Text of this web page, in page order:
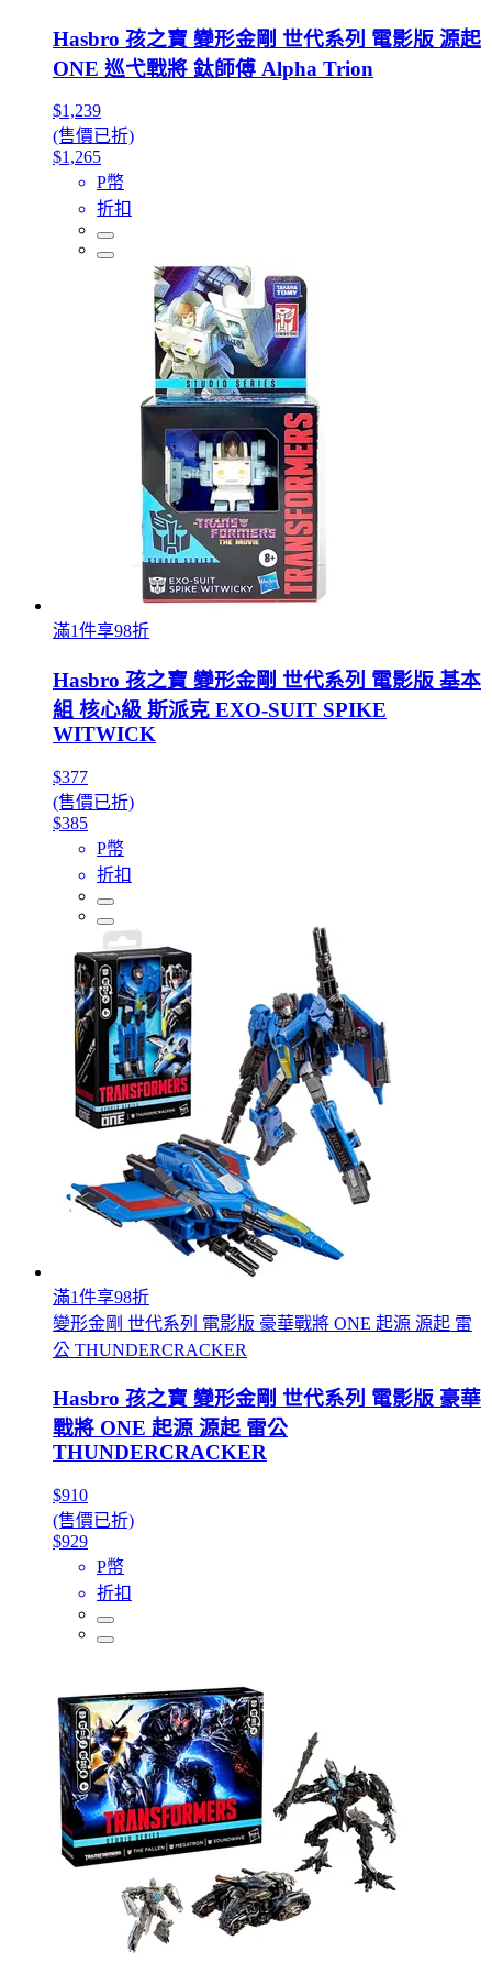
Hasbro 孩之寶 變形金剛 世代系列 電影版 源起
ONE 巡弋戰將 鈦師傅 Alpha Trion
$1,239
(售價已折)
$1,265
P幣
折扣
滿1件享98折
Hasbro 孩之寶 變形金剛 世代系列 電影版 基本
組 核心級 斯派克 EXO-SUIT SPIKE
WITWICK
$377
(售價已折)
$385
P幣
折扣
滿1件享98折
變形金剛 世代系列 電影版 豪華戰將 ONE 起源 源起 雷
公 THUNDERCRACKER
Hasbro 孩之寶 變形金剛 世代系列 電影版 豪華
戰將 ONE 起源 源起 雷公
THUNDERCRACKER
$910
(售價已折)
$929
P幣
折扣